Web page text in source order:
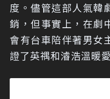
度。儘管這部人氣韓
銷，但事實上，在劇
會有台車陪伴著男女
證了英禑和濬浩溫暖